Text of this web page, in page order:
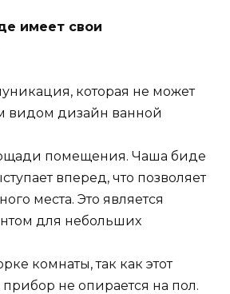
имеет свои
которая не может
видом дизайн ванной
помещения. Чаша биде
вперед, что позволяет
места. Это является
для небольших
комнаты, так как этот
не опирается на пол.